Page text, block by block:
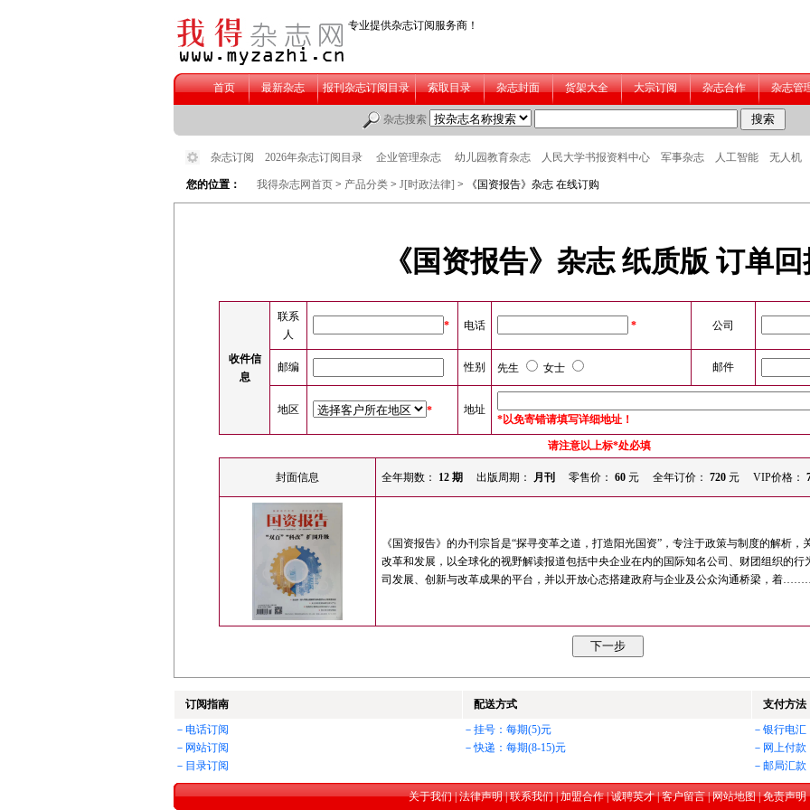
您的位置： 我得杂志网首页 > 产品分类 > J[时政法律] > 《国资报告》杂志 在线订购
《国资报告》杂志 纸质版 订单
收件信
息
联系
人
* 电话 * 公司
邮编 性别 先生 女士 邮件
地区 * 地址
*以免寄错请填写详细地址！
请注意以上标*处必填
封面信息 全年期数： 12 期 出版周期： 月刊 零售价： 60 元 全年订价： 720 元 VIP价格：
《国资报告》的办刊宗旨是“探寻变革之道，打造阳光国资”，专注于政策与制度的解析
改革和发展，以全球化的视野解读报道包括中央企业在内的国际知名公司、财团组织的
司发展、创新与改革成果的平台，并以开放心态搭建政府与企业及公众沟通桥梁，着